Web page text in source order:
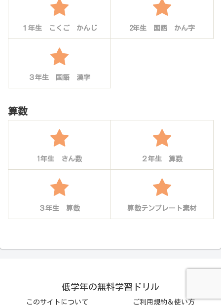
１年生 こくご かんじ 2年生 国語 かん字
３年生 国語 漢字
算数
1年生 さん数 ２年生 算数
３年生 算数 算数テンプレート素材
低学年の無料学習ドリル
このサイトについて ご利用規約＆使い方